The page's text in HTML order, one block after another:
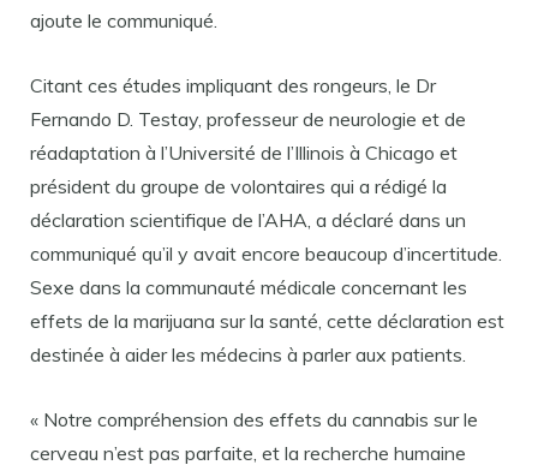
ajoute le communiqué.
Citant ces études impliquant des rongeurs, le Dr
Fernando D. Testay, professeur de neurologie et de
réadaptation à l’Université de l’Illinois à Chicago et
président du groupe de volontaires qui a rédigé la
déclaration scientifique de l’AHA, a déclaré dans un
communiqué qu’il y avait encore beaucoup d’incertitude.
Sexe dans la communauté médicale concernant les
effets de la marijuana sur la santé, cette déclaration est
destinée à aider les médecins à parler aux patients.
« Notre compréhension des effets du cannabis sur le
cerveau n’est pas parfaite, et la recherche humaine